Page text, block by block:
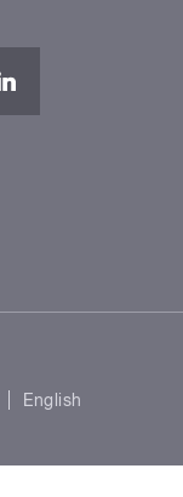
English